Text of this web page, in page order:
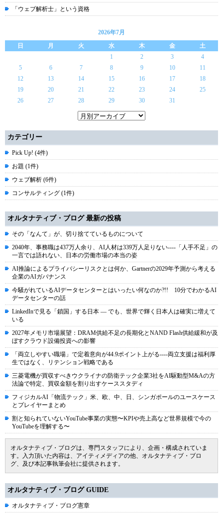
「ウェブ解析士」という資格
2026年7月
日
月 火 水 木 金
土
1
2 3
4
5
6 7 8 9 10
11
12
13 14 15 16 17
18
19
20 21 22 23 24
25
26
27 28 29 30 31
カテゴリー
Pick Up! (4件)
お題 (1件)
ウェブ解析 (6件)
コンサルティング (1件)
オルタナティブ・ブログ 最新の投稿
その「なんて」が、切り捨てているものについて
2040年、事務職は437万人余り、AI人材は339万人足りない----「人手不足」の
一言では語れない、日本の労働市場の本当の姿
AI推論によるプライバシーリスクとは何か、Gartnerの2029年予測から考える
企業のAIガバナンス
今騒がれているAIデータセンターとはいったい何なのか?!! 10分でわかるAI
データセンターの話
LinkedInで見る「鎖国」する日本 ― でも、世界で輝く日本人は確実に増えて
いる
2027年メモリ市場展望：DRAM供給不足の長期化とNAND Flash供給緩和が及
ぼすクラウド設備投資への影響
「両立しやすい職場」で定着意向が44.9ポイント上がる----両立支援は福利厚
生ではなく、リテンション戦略である
三菱電機が買収すべきウクライナの防衛テック企業3社をAI駆動型M&Aの方
法論で特定、買収金額を割り出すケーススタディ
フィジカルAI「物流テック」米、欧、中、日、シンガポールのユースケース
とプレイヤーまとめ
割と知られていないYouTube事業の実態〜KPIや売上高など世界規模で今の
YouTubeを理解する〜
オルタナティブ・ブログは、専門スタッフにより、企画・構成されていま
す。入力頂いた内容は、アイティメディアの他、オルタナティブ・ブロ
グ、及び本記事執筆会社に提供されます。
オルタナティブ・ブログ GUIDE
オルタナティブ・ブログ憲章